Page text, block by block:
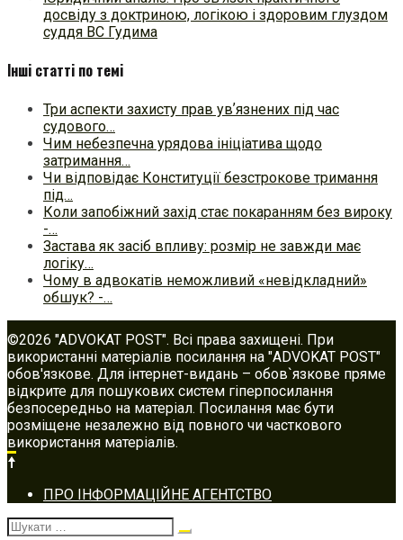
досвіду з доктриною, логікою і здоровим глуздом
суддя ВС Гудима
Інші статті по темі
Три аспекти захисту прав увʼязнених під час
судового…
Чим небезпечна урядова ініціатива щодо
затримання…
Чи відповідає Конституції безстрокове тримання
під…
Коли запобіжний захід стає покаранням без вироку
-…
Застава як засіб впливу: розмір не завжди має
логіку…
Чому в адвокатів неможливий «невідкладний»
обшук? -…
©2026 "ADVOKAT POST". Всі права захищені. При
використанні матеріалів посилання на "ADVOKAT POST"
обов'язкове. Для інтернет-видань – обов`язкове пряме
відкрите для пошукових систем гіперпосилання
безпосередньо на матеріал. Посилання має бути
розміщене незалежно від повного чи часткового
використання матеріалів.
Footer
navigation
ПРО ІНФОРМАЦІЙНЕ АГЕНТСТВО
Шукати: